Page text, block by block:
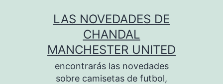
LAS NOVEDADES DE
CHANDAL
MANCHESTER UNITED
encontrarás las novedades
sobre camisetas de futbol,